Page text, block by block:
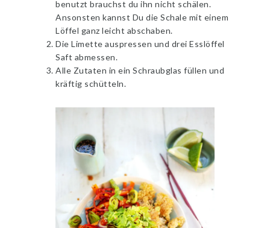
benutzt brauchst du ihn nicht schälen.
Ansonsten kannst Du die Schale mit einem
Löffel ganz leicht abschaben.
Die Limette auspressen und drei Esslöffel
Saft abmessen.
Alle Zutaten in ein Schraubglas füllen und
kräftig schütteln.